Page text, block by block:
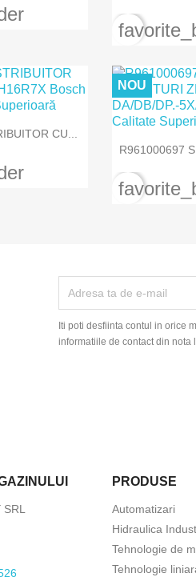
rapidaCU...

R961000697
NOU
Iti poti desfiinta contul in orice
informatiile de contact din nota
SRL
PRODUSE
Automatizari
Hidraulica
Tehnologie de
Tehnologie